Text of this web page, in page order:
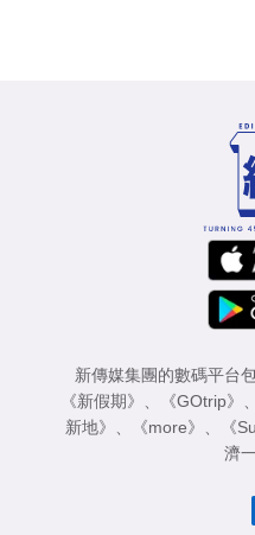
新傳媒集團的數碼平台
《新假期》
《GOtrip》
新地》
《more》 《
濟